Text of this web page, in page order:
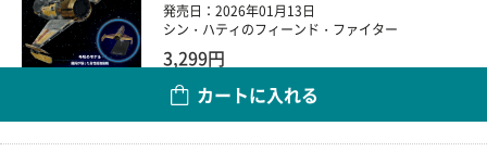
発売日：2026年01月13日
シン・ハティのフィーンド・ファイター
3,299円
カートに入れる